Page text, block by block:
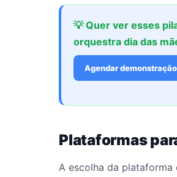
💡 Quer ver esses
orquestra dia das
Agendar
Plataformas
A escolha da